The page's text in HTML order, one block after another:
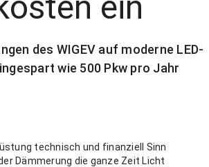
des WIGEV auf moderne LED-
wie 500 Pkw pro Jahr
technisch und finanziell Sinn
Dämmerung die ganze Zeit Licht